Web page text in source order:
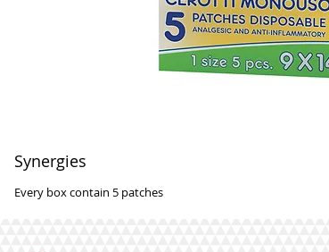
Synergies
Every box contain 5 patches